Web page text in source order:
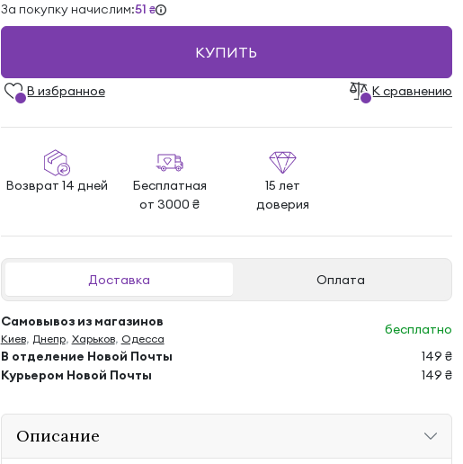
За покупку начислим:51 ₴
КУПИТЬ
В избранноe К сравнению
Возврат 14 дней
Бесплатная
от 3000 ₴
15 лет
доверия
Доставка Оплата
Самовывоз из магазинов
Киев, Днепр, Харьков, Одесса
бесплатно
В отделение Новой Почты
149 ₴
Курьером Новой Почты
149 ₴
Описание